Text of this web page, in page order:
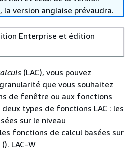
la version anglaise prévaudra.
Enterprise et édition
(LAC), vous pouvez
que vous souhaitez
de fenêtre ou aux fonctions
types de fonctions LAC : les
sur le niveau
fonctions de calcul basées sur
LAC-W